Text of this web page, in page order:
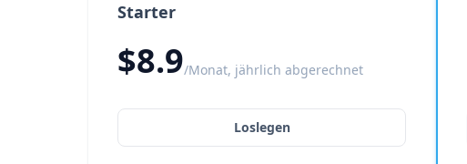
Starter
$8.9/Monat, jährlich abgerechnet
Loslegen